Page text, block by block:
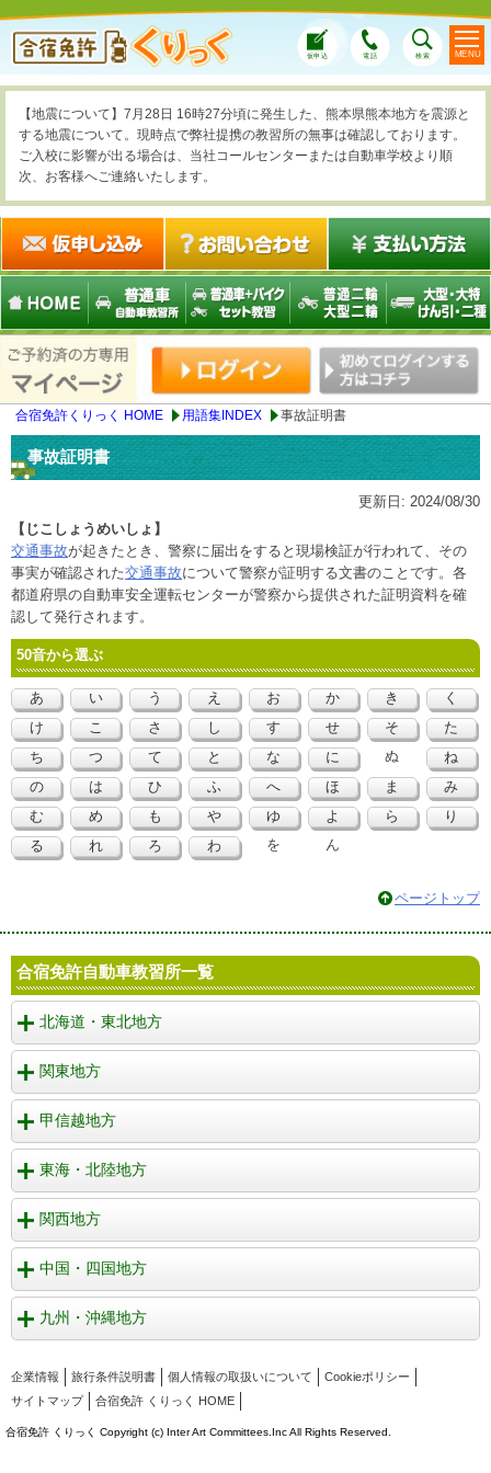
仮申込 電話 検索
【地震について】7月28日 16時27分頃に発生した、熊本県熊本地方を震源と
する地震について。現時点で弊社提携の教習所の無事は確認しております。
ご入校に影響が出る場合は、当社コールセンターまたは自動車学校より順
次、お客様へご連絡いたします。
MENU
合宿免許くりっく HOME 用語集INDEX 事故証明書
事故証明書
更新日: 2024/08/30
【じこしょうめいしょ】
交通事故が起きたとき、警察に届出をすると現場検証が行われて、その
事実が確認された交通事故について警察が証明する文書のことです。各
都道府県の自動車安全運転センターが警察から提供された証明資料を確
認して発行されます。
50音から選ぶ
あ い う え お か き
く
け
こ さ し す せ そ
た
ち
つ て と な に ぬ
ね
の
は ひ ふ へ ほ ま
み
む
め も や ゆ よ ら
り
る
れ ろ わ を ん
ページトップ
合宿免許自動車教習所一覧
北海道・東北地方
関東地方
甲信越地方
東海・北陸地方
関西地方
中国・四国地方
九州・沖縄地方
企業情報 旅行条件説明書 個人情報の取扱いについて
Cookieポリシー
サイトマップ
合宿免許 くりっく HOME
合宿免許 くりっく Copyright (c) Inter Art Committees.Inc All Rights Reserved.